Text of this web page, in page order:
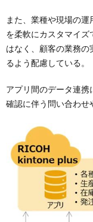
また、業種や現場の
を柔軟にカスタマイ
はなく、顧客の業務の
るよう配慮している。
アプリ間のデータ連
確認に伴う問い合わせ